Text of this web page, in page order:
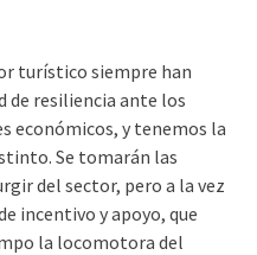
turístico siem­pre han
de resi­liencia ante los
eco­nómicos, y tenemos la
Se tomarán las
del sector, pero a la vez
incenti­vo y apoyo, que
la locomotora del